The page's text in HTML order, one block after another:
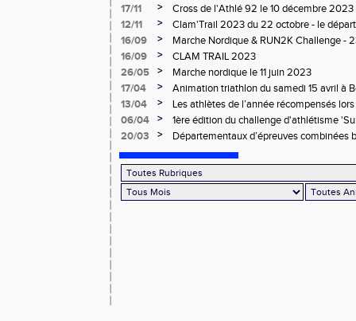
17/11
>
Cross de l'Athlé 92 le 10 décembre 2023
12/11
>
Clam'Trail 2023 du 22 octobre - le départ
16/09
>
Marche Nordique & RUN2K Challenge -
16/09
>
CLAM TRAIL 2023
26/05
>
Marche nordique le 11 juin 2023
17/04
>
Animation triathlon du samedi 15 avril à
13/04
>
Les athlètes de l’année récompensés
06/04
>
1ère édition du challenge d'athlétisme
EA/PO du CSM Clamart athlétisme
20/03 > Départementaux d’épreuves combinées